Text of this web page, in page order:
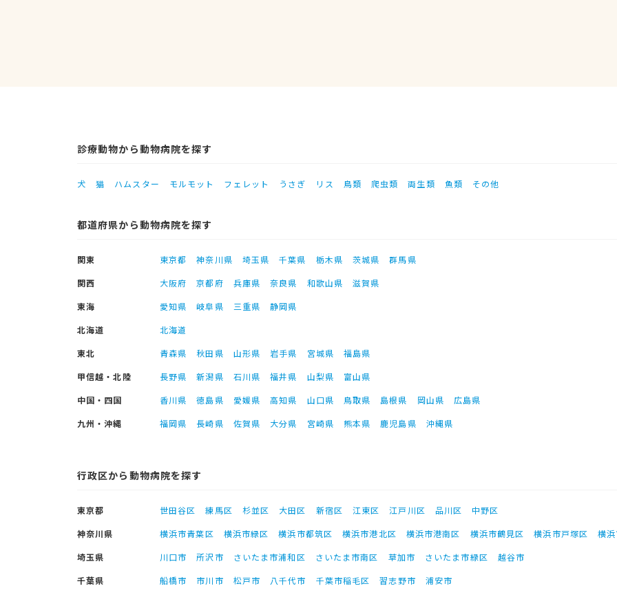
診療動物から動物病院を探す
犬 猫 ハムスター モルモット フェレット うさぎ リス 鳥類 爬虫類 両生類 魚類 その他
都道府県から動物病院を探す
関東 東京都 神奈川県 埼玉県 千葉県 栃木県 茨城県
群馬県
関西
大阪府 京都府 兵庫県 奈良県 和歌山県
滋賀県
東海
愛知県 岐阜県 三重県
静岡県
北海道
北海道
東北
青森県 秋田県 山形県 岩手県 宮城県
福島県
甲信越・北陸
長野県 新潟県 石川県 福井県 山梨県
富山県
中国・四国
香川県 徳島県 愛媛県 高知県 山口県 鳥取県 島根県 岡山県
広島県
九州・沖縄
福岡県 長崎県 佐賀県 大分県 宮崎県 熊本県 鹿児島県 沖縄県
行政区から動物病院を探す
東京都 世田谷区 練馬区 杉並区 大田区 新宿区 江東区 江戸川区 品川区
中野区
神奈川県
横浜市青葉区 横浜市緑区 横浜市都筑区 横浜市港北区 横浜市港南区 横浜市鶴見区 横浜市戸塚区
横
埼玉県
川口市 所沢市 さいたま市浦和区 さいたま市南区 草加市 さいたま市緑区
越谷市
千葉県
船橋市 市川市 松戸市 八千代市 千葉市稲毛区 習志野市 浦安市